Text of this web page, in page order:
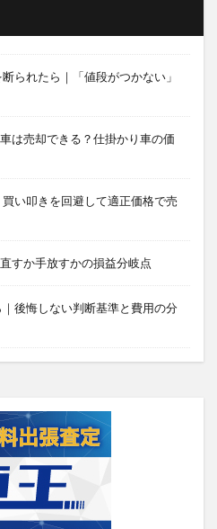
られたら｜「値段がつかない」
は売却できる？仕掛かり車の価
い叩きを回避して適正価格で売
すか手放すかの損益分岐点
後悔しない判断基準と費用の分